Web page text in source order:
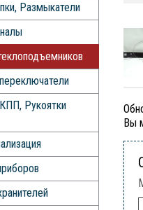
Размыкатели
Рукоятки
Вы